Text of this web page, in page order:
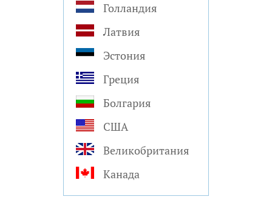
Голландия
Латвия
Эстония
Греция
Болгария
США
Великобритания
Канада